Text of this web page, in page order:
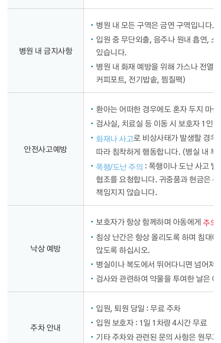
병원 내 금지사항
병원 내 모든 구역은 금연 구역입니다.
입원 중 무단외출, 음주나 원내 흡연,
있습니다.
병원 내 화재 예방을 위해 가스나 전열
커피포트, 전기밥솥, 찜질팩)
안전사고예방
환아는 어떠한 경우에도 혼자 두지 마
검사실, 치료실 등 이동 시 보호자 1인
화재나 사고로 비상사태가 발생할 경
따라 침착하게 행동합니다. (병실 내
폭행/도난 주의 : 폭행이나 도난 사고
협조를 요청합니다. 귀중품과 현금은
책임지지 않습니다.
낙상 예방
보호자가 항상 함께하며 아동에게주의
침상 난간은 항상 올리도록 하며 침대
않도록 하십시오.
병실이나 복도에서 뛰어다니면 넘어져
검사와 관련하여 약물을 투여한 날은
주차 안내
입원, 퇴원 당일 : 무료 주차
입원 보호자 : 1일 1차량 4시간 무료
기타 주차와 관련된 문의 사항은 원무